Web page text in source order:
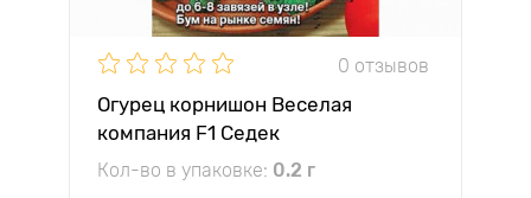
0 отзывов
Огурец корнишон Веселая
компания F1 Седек
Кол-во в упаковке: 0.2 г